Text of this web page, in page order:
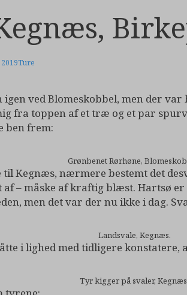
Ture
ved Blomeskobbel, men der
fra toppen af et træ og et par
ben frem:
Grønbenet Rørhøne,
Kegnæs, nærmere bestemt det
– måske af kraftig blæst. Hartsø
men det var der nu ikke i dag.
Landsvale, Kegnæs.
i lighed med tidligere konstatere,
Tyr kigger på svaler,